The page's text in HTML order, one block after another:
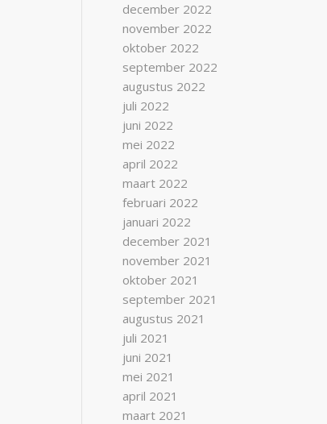
december 2022
november 2022
oktober 2022
september 2022
augustus 2022
juli 2022
juni 2022
mei 2022
april 2022
maart 2022
februari 2022
januari 2022
december 2021
november 2021
oktober 2021
september 2021
augustus 2021
juli 2021
juni 2021
mei 2021
april 2021
maart 2021